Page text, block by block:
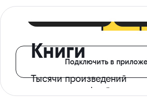
Книги
Тысячи произведений
с доступом офлайн
Подключить в